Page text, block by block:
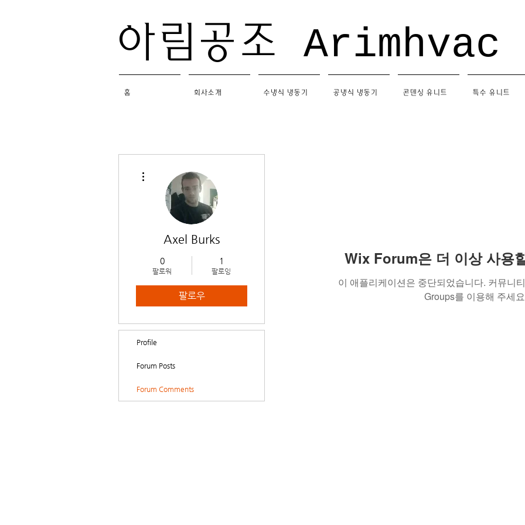
​아림공조 Arimhvac
홈 회사소개 수냉식 냉동기 공냉식 냉동기 콘덴싱 유니트 특수 유니트
Wix Forum은 더 이상 사용
이 애플리케이션은 중단되었습니다. 커뮤니
Groups를 이용해 주세
Axel Burks
0
팔로워
1
팔로잉
팔로우
Profile
Forum Posts
Forum Comments